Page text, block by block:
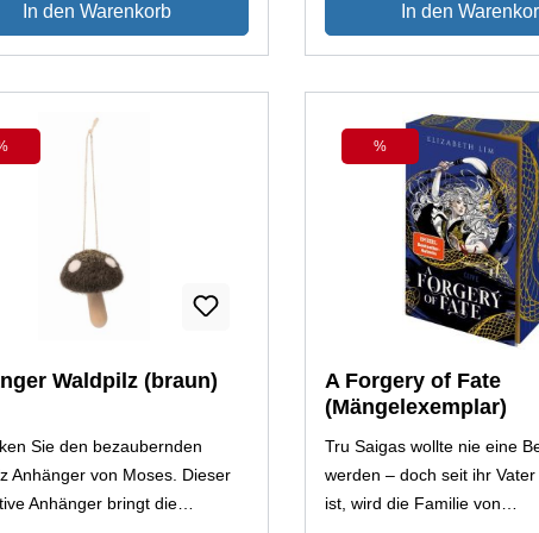
charmantes Geschenk für
und Familie, der Waldpilz wird
In den Warenkorb
oder als charmantes
Freunde und Familie, der
In den
Rabatt
Waldpilz (braun)
Sie den bezaubernden
Anhänger von Moses. Dieser
Anhänger bringt die
Rabatt
%
A Forgery of Fate
(Mängelexemplar)
Tru Saigas wollte nie eine
werden – doch seit ihr
ist, wird die Familie von